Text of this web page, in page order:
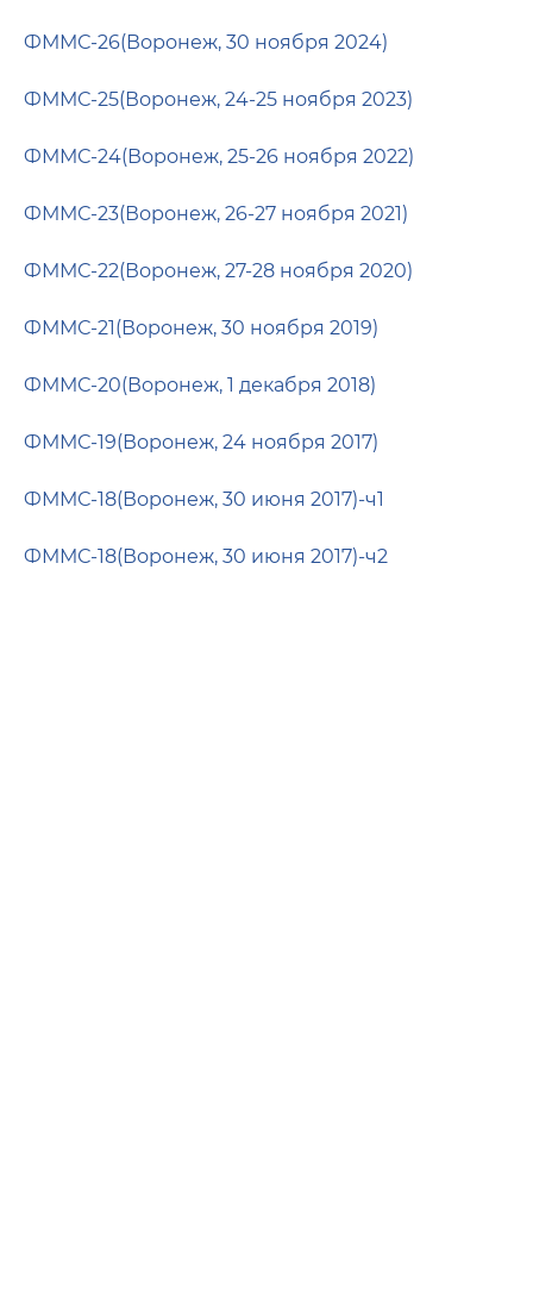
ФММС-26(Воронеж, 30 ноября 2024)
ФММС-25(Воронеж, 24-25 ноября 2023)
ФММС-24(Воронеж, 25-26 ноября 2022)
ФММС-23(Воронеж, 26-27 ноября 2021)
ФММС-22(Воронеж, 27-28 ноября 2020)
ФММС-21(Воронеж, 30 ноября 2019)
ФММС-20(Воронеж, 1 декабря 2018)
ФММС-19(Воронеж, 24 ноября 2017)
ФММС-18(Воронеж, 30 июня 2017)-ч1
ФММС-18(Воронеж, 30 июня 2017)-ч2